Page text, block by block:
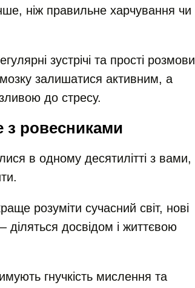
ніж правильне харчування чи
зустрічі та прості розмови
залишатися активним, а
до стресу.
з ровесниками
в одному десятилітті з вами,
розуміти сучасний світ, нові
діляться досвідом і життєвою
гнучкість мислення та